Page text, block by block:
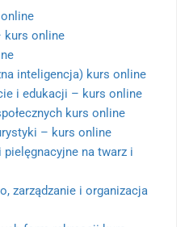
kurs online
inteligencja) kurs online
i edukacji – kurs online
kurs online
– kurs online
na twarz i
zarządzanie i organizacja